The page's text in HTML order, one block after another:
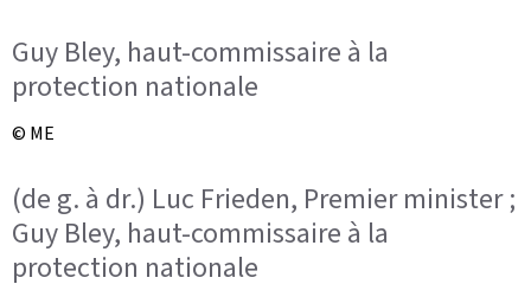
Guy Bley, haut-commissaire à la
protection nationale
© ME
(de g. à dr.) Luc Frieden, Premier minister ;
Guy Bley, haut-commissaire à la
protection nationale